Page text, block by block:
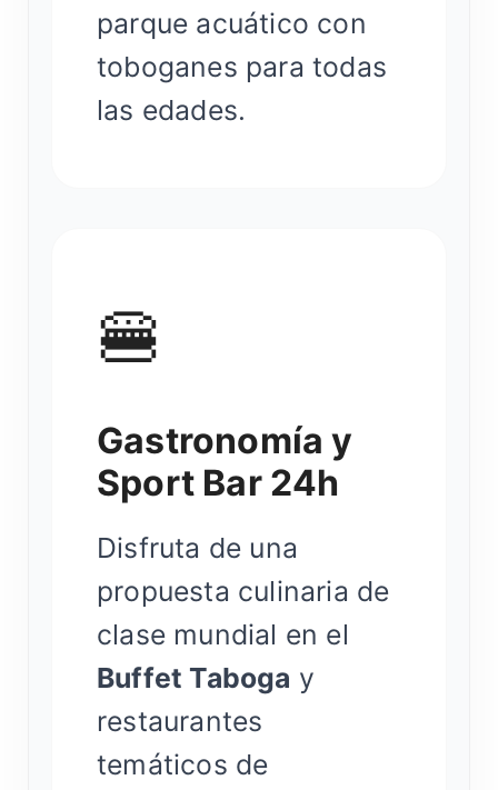
parque acuático con
toboganes para todas
las edades.
🍔
Gastronomía y
Sport Bar 24h
Disfruta de una
propuesta culinaria de
clase mundial en el
Buffet Taboga y
restaurantes
temáticos de